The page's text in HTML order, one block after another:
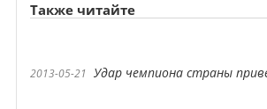
Также читайте
2013-05-21 Удар чемпиона страны